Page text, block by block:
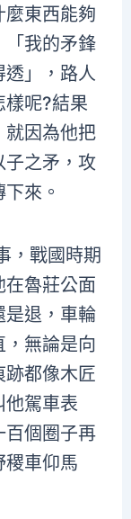
麼東西能夠
「我的矛鋒
」，路人
樣呢?結果
就因為他把
子之矛，攻
來。
，戰國時期
在魯莊公面
是退，車輪
，無論是向
跡都像木匠
他駕車表
百個圈子再
稷車仰馬